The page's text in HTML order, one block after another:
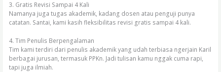
3. Gratis Revisi Sampai 4 Kali
Namanya juga tugas akademik, kadang dosen atau penguji punya
catatan. Santai, kami kasih fleksibilitas revisi gratis sampai 4 kali.
4. Tim Penulis Berpengalaman
Tim kami terdiri dari penulis akademik yang udah terbiasa ngerjain Karil
berbagai jurusan, termasuk PPKn. Jadi tulisan kamu nggak cuma rapi,
tapi juga ilmiah.